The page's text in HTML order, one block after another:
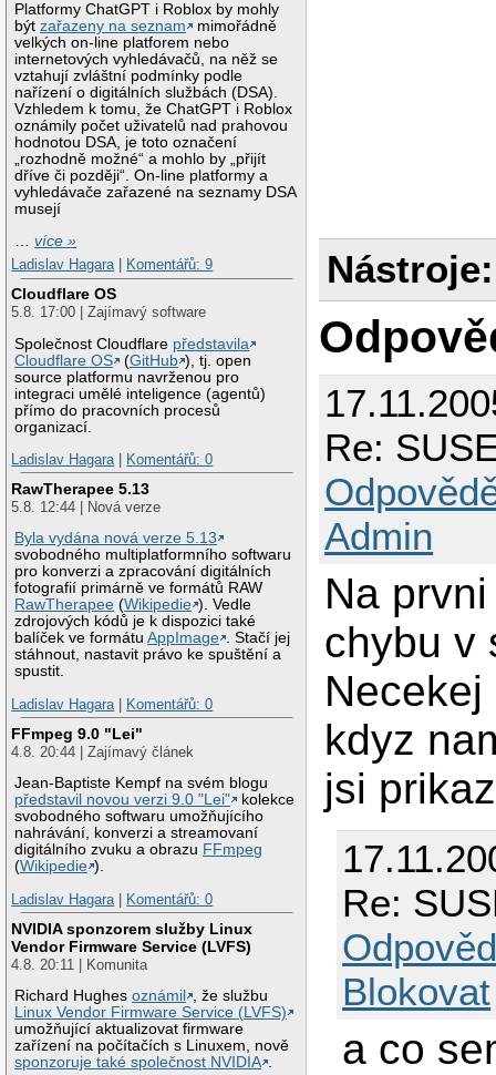
Platformy ChatGPT i Roblox by mohly
býtzařazeny na seznam
mimořádně
velkých on-line platforem nebo
internetových vyhledávačů, na něž se
vztahují zvláštní podmínky podle
nařízení o digitálních službách (DSA).
Vzhledem k tomu, že ChatGPT i Roblox
oznámily počet uživatelů nad prahovou
hodnotou DSA, je toto označení
„rozhodně možné“ a mohlo by „přijít
dříve či později“. On-line platformy a
vyhledávače zařazené na seznamy DSA
musejí
…více »
Ladislav Hagara| Komentářů: 9
Cloudflare OS
5.8. 17:00 | Zajímavý software
Společnost Cloudflare představila
Cloudflare OS
(GitHub ), tj. open
source platformu navrženou pro
integraci umělé inteligence (agentů)
přímo do pracovních procesů
organizací.
Ladislav Hagara| Komentářů: 0
RawTherapee 5.13
5.8. 12:44 | Nová verze
Byla vydána nová verze 5.13
svobodného multiplatformního softwaru
pro konverzi a zpracování digitálních
fotografií primárně ve formátů RAW
RawTherapee (Wikipedie ). Vedle
zdrojových kódů je k dispozici také
balíček ve formátuAppImage . Stačí jej
stáhnout, nastavit právo ke spuštění a
spustit.
Ladislav Hagara| Komentářů: 0
FFmpeg 9.0 "Lei"
4.8. 20:44 | Zajímavý článek
Jean-Baptiste Kempf na svém blogu
představil novou verzi 9.0 "Lei"
kolekce
svobodného softwaru umožňujícího
nahrávání, konverzi a streamovaní
digitálního zvuku a obrazu FFmpeg
(Wikipedie ).
Ladislav Hagara| Komentářů: 0
NVIDIA sponzorem služby Linux
Vendor Firmware Service (LVFS)
4.8. 20:11 | Komunita
Richard Hughesoznámil
, že službu
Linux Vendor Firmware Service (LVFS)
umožňující aktualizovat firmware
zařízení na počítačích s Linuxem, nově
sponzoruje také společnost NVIDIA .
Nástroje:
Re:
Admin
Na
chybu v
kdyz
jsi
Re:
Blokovat
a co